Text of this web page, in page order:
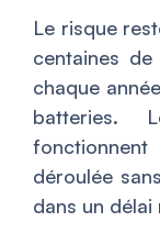
Le risque
centaines
chaque
batteries.
fonctionnent
déroulée
dans un délai